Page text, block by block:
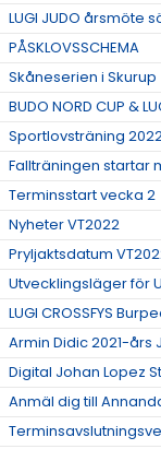
LUGI JUDO årsmöte
PÅSKLOVSSCHEMA
Skåneserien i Skurup
BUDO NORD CUP &
Sportlovsträning
Fallträningen startar
Terminsstart vecka 2
Nyheter VT2022
Pryljaktsdatum
Utvecklingsläger för
LUGI CROSSFYS
Armin Didic 2021-
Digital Johan Lopez
Anmäl dig till